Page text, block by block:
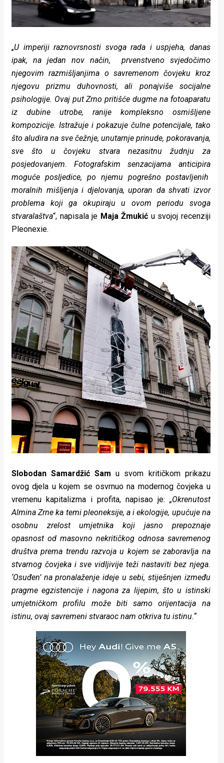
„U imperiji raznovrsnosti svoga rada i uspjeha, danas
ipak, na jedan nov način, prvenstveno svjedočimo
njegovim razmišljanjima o savremenom čovjeku kroz
njegovu prizmu duhovnosti, ali ponajviše socijalne
psihologije. Ovaj put Zrno pritišće dugme na fotoaparatu
iz dubine utrobe, ranije kompleksno osmišljene
kompozicije. Istražuje i pokazuje čulne potencijale, tako
što aludira na sve čežnje, unutarnje prinude, pokoravanja,
sve što u čovjeku stvara nezasitnu žudnju za
posjedovanjem. Fotografskim senzacijama anticipira
moguće posljedice, po njemu pogrešno postavljenih
moralnih mišljenja i djelovanja, uporan da shvati izvor
problema koji ga okupiraju u ovom periodu svoga
stvaralaštva“, napisala je Maja Žmukić u svojoj recenziji
Pleonexie.
Slobodan Samardžić Sam u svom kritičkom prikazu
ovog djela u kojem se osvrnuo na modernog čovjeka u
vremenu kapitalizma i profita, napisao je: „Okrenutost
Almina Zrne ka temi pleoneksije, a i ekologije, upućuje na
osobnu zrelost umjetnika koji jasno prepoznaje
opasnost od masovno nekritičkog odnosa savremenog
društva prema trendu razvoja u kojem se zaboravlja na
stvarnog čovjeka i sve vidljivije teži nastaviti bez njega.
‘Osuđen’ na pronalaženje ideje u sebi, stiješnjen između
pragme egzistencije i nagona za lijepim, što u istinski
umjetničkom profilu može biti samo orijentacija na
istinu, ovaj savremeni stvaraoc nam otkriva tu istinu.“